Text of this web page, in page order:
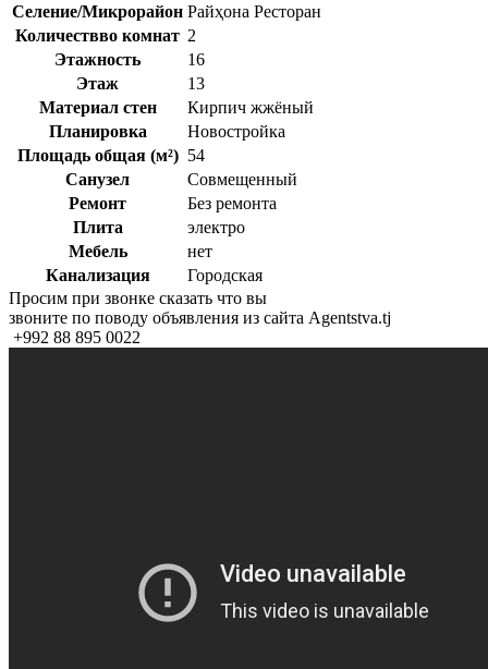
Селение/Микрорайон Райҳона Ресторан
Количествво комнат 2
Этажность
16
Этаж
13
Материал стен
Кирпич жжёный
Планировка
Новостройка
Площадь общая (м²) 54
Санузел
Совмещенный
Ремонт
Без ремонта
Плита
электро
Мебель
нет
Канализация
Городская
Просим при звонке сказать что вы
звоните по поводу объявления из сайта Agentstva.tj
+992 88 895 0022